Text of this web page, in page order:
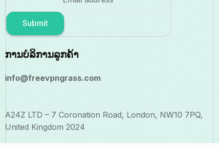
Submit
ການບໍລິການລູກຄ້າ
info@freevpngrass.com
A24Z LTD – 7 Coronation Road, London, NW10 7PQ,
United Kingdom 2024